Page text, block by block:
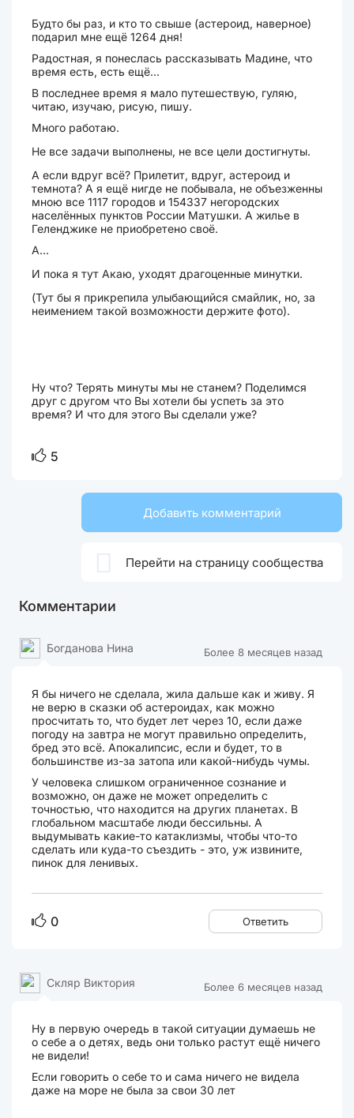
Будто бы раз, и кто то свыше (астероид, наверное)
подарил мне ещё 1264 дня!
Радостная, я понеслась рассказывать Мадине, что
время есть, есть ещё...
В последнее время я мало путешествую, гуляю,
читаю, изучаю, рисую, пишу.
Много работаю.
Не все задачи выполнены, не все цели достигнуты.
А если вдруг всё? Прилетит, вдруг, астероид и
темнота? А я ещё нигде не побывала, не объезженны
мною все 1117 городов и 154337 негородских
населённых пунктов России Матушки. А жилье в
Геленджике не приобретено своё.
А...
И пока я тут Акаю, уходят драгоценные минутки.
(Тут бы я прикрепила улыбающийся смайлик, но, за
неимением такой возможности держите фото).
Ну что? Терять минуты мы не станем? Поделимся
друг с другом что Вы хотели бы успеть за это
время? И что для этого Вы сделали уже?
5
Добавить комментарий
Перейти на страницу сообщества
Комментарии
Более 8 месяцев назад
Богданова Нина
Я бы ничего не сделала, жила дальше как и живу. Я
не верю в сказки об астероидах, как можно
просчитать то, что будет лет через 10, если даже
погоду на завтра не могут правильно определить,
бред это всё. Апокалипсис, если и будет, то в
большинстве из-за затопа или какой-нибудь чумы.
У человека слишком ограниченное сознание и
возможно, он даже не может определить с
точностью, что находится на других планетах. В
глобальном масштабе люди бессильны. А
выдумывать какие-то катаклизмы, чтобы что-то
сделать или куда-то съездить - это, уж извините,
пинок для ленивых.
0 Ответить
Более 6 месяцев назад
Скляр Виктория
Ну в первую очередь в такой ситуации думаешь не
о себе а о детях, ведь они только растут ещё ничего
не видели!
Если говорить о себе то и сама ничего не видела
даже на море не была за свои 30 лет